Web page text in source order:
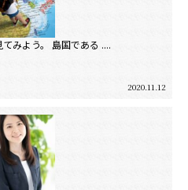
みよう。 島国である ....
2020.11.12